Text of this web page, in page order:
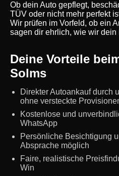
Ob dein Auto gepflegt,
TÜV oder nicht mehr perfekt
Wir prüfen im Vorfeld, ob ein
sagen dir ehrlich, wie wir
Deine Vorteile
Solms
Direkter Autoankauf durch
ohne versteckte
Kostenlose und
WhatsApp
Persönliche Besichtigung
Absprache möglich
Faire, realistische
Win